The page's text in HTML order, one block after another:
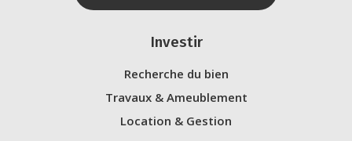
Investir
Recherche du bien
Travaux & Ameublement
Location & Gestion